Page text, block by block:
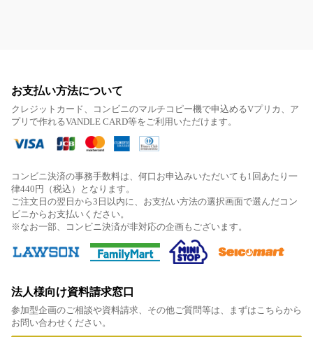
お支払い方法について
クレジットカード、コンビニのマルチコピー機で申込めるVプリカ、ア
プリで作れるVANDLE CARD等をご利用いただけます。
コンビニ決済の事務手数料は、何口お申込みいただいても1回あたり一
律440円（税込）となります。
ご注文日の翌日から3日以内に、お支払い方法の選択画面で選んだコン
ビニからお支払いください。
※なお一部、コンビニ決済が非対応の企画もございます。
法人様向け資料請求窓口
参加型企画のご相談や資料請求、その他ご質問等は、まずはこちらから
お問い合わせください。